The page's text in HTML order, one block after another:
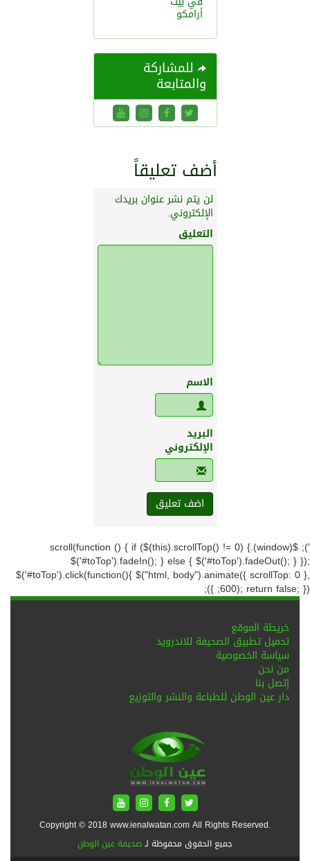
أرامكو
للمشاركة
والمتابعة
أضف تعليقاً
لن يتم نشر عنوان بريدك
الإلكتروني.
التعليق
الاسم
البريد
الإلكتروني
'); $(window).scroll(function () { if ($(this).scrollTop() != 0) {
$('#toTop').fadeIn(); } else { $('#toTop').fadeOut(); } });
$('#toTop').click(function(){ $("html, body").animate({ scrollTop: 0 },
600); return false; }); });
خريطة الموقع
تحميل تطبيق الصحيفة للاندرويد
سياسة الخصوصية
من نحن
إتصل بنا
دار عين الوطن للطباعة والنشر والتوزيع
Copyright © 2018 www.ienalwatan.com All Rights Reserved.
جميع الحقوق محفوظة لـصحيفة عين الوطن